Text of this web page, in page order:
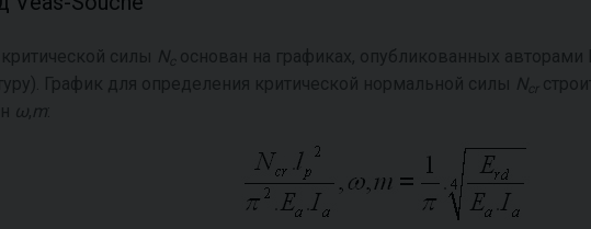
силы N основан на графиках, опубликованных
График для определения критической нормальной силы N cr
ω,m